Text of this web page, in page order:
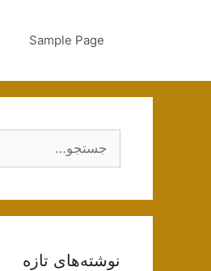
Sample Page
نوشته‌های تازه